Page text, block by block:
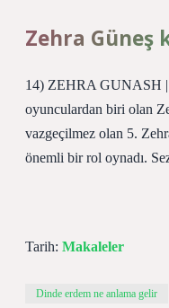
Zehra Güneş
14) ZEHRA GUNASH |
oyunculardan biri olan
vazgeçilmez olan 5.
önemli bir rol oynadı.
Tarih: Makaleler
Dinde erdem ne anlama gelir